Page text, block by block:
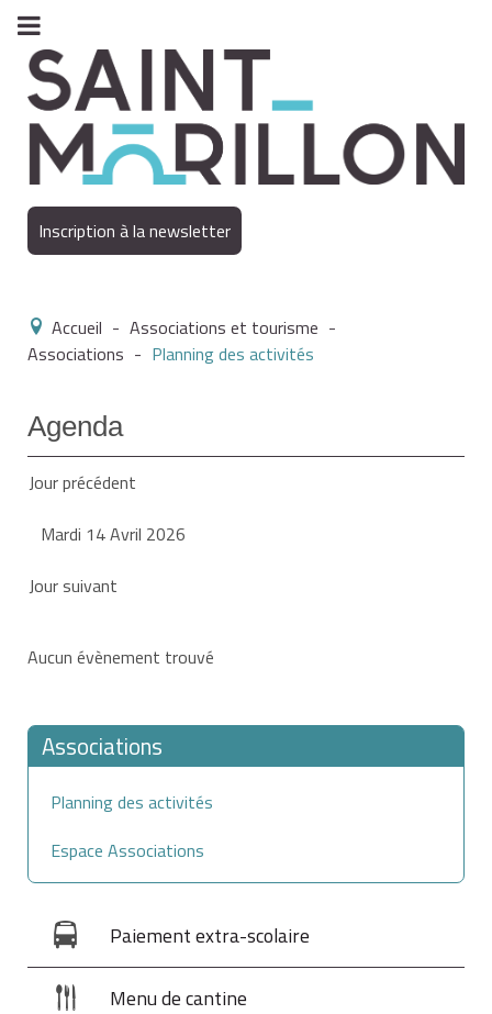
Inscription à la newsletter
Accueil - Associations et tourisme -
Associations - Planning des activités
Agenda
Jour précédent
Mardi 14 Avril 2026
Jour suivant
Aucun évènement trouvé
Associations
Planning des activités
Espace Associations
Paiement extra-scolaire
Menu de cantine